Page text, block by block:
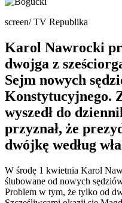
screen/ TV Republika
Karol Nawrocki
dwojga z
Sejm nowych
Konstytucyjnego.
wyszedł do
przyznał, że
dwójkę według
W środę 1 kwietnia Karol
ślubowane od nowych
Problem w tym, że tylko od